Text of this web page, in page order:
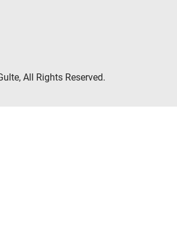
All Rights Reserved.